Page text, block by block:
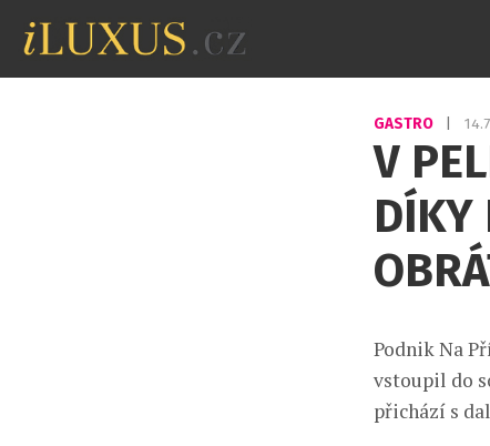
GASTRO
V
DÍKY
Podnik Na
vstoupil do
přichází s